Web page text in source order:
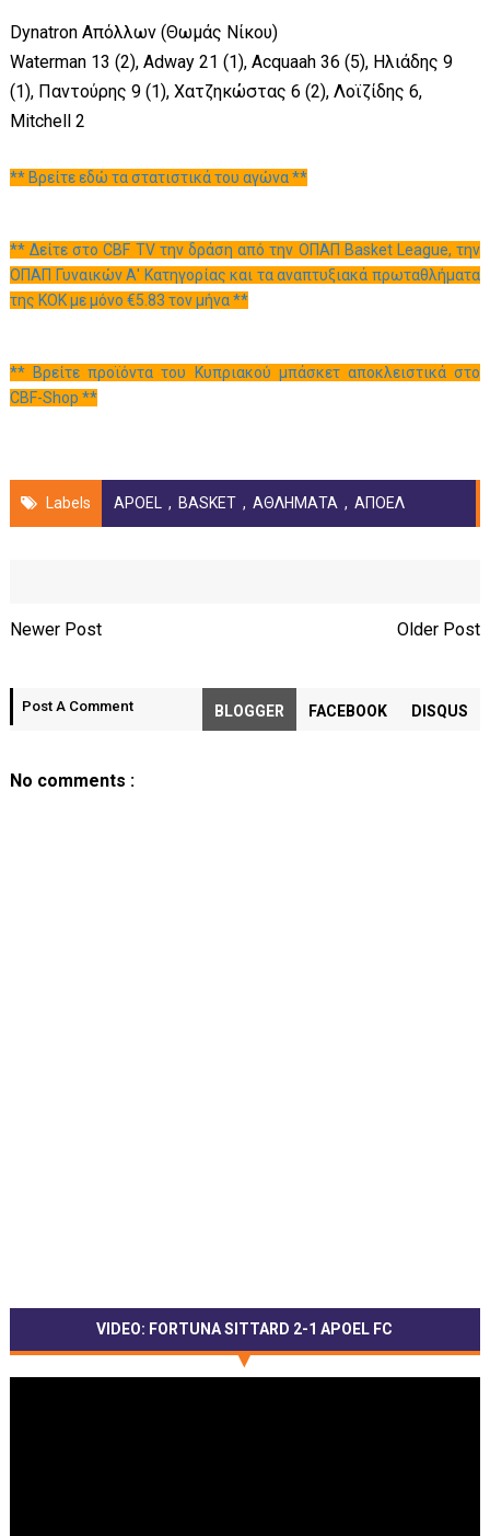
Dynatron Απόλλων (Θωμάς Νίκου)
Waterman 13 (2), Adway 21 (1), Acquaah 36 (5), Hλιάδης 9
(1), Παντούρης 9 (1), Χατζηκώστας 6 (2), Λοϊζίδης 6,
Mitchell 2
** Βρείτε εδώ τα στατιστικά του αγώνα **
** Δείτε στο CBF TV την δράση από την ΟΠΑΠ Basket League, την
ΟΠΑΠ Γυναικών Α' Κατηγορίας και τα αναπτυξιακά πρωταθλήματα
της ΚΟΚ με μόνο €5.83 τον μήνα **
** Βρείτε προϊόντα του Κυπριακού μπάσκετ αποκλειστικά στο
CBF-Shop **
Labels APOEL , BASKET , ΑΘΛΗΜΑΤΑ , ΑΠΟΕΛ
Newer Post Older Post
Post A Comment BLOGGER FACEBOOK DISQUS
No comments :
VIDEO: FORTUNA SITTARD 2-1 APOEL FC